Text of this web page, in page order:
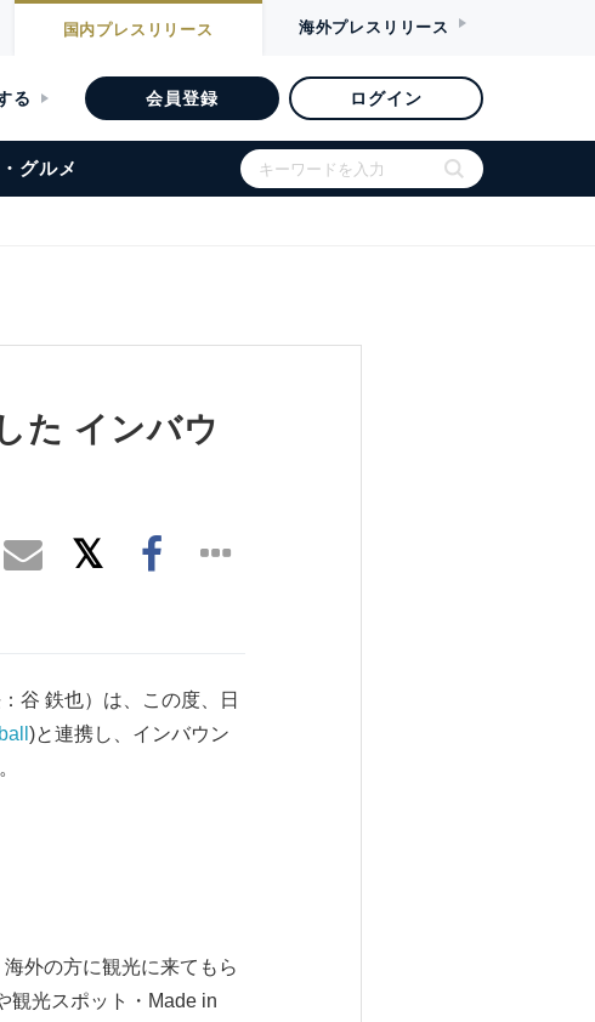
国内プレスリリース 海外プレスリリース
る 会員登録 ログイン
グルメ
た インバウ
谷 鉄也）は、この度、日
)と連携し、インバウン
外の方に観光に来てもら
観光スポット・Made in